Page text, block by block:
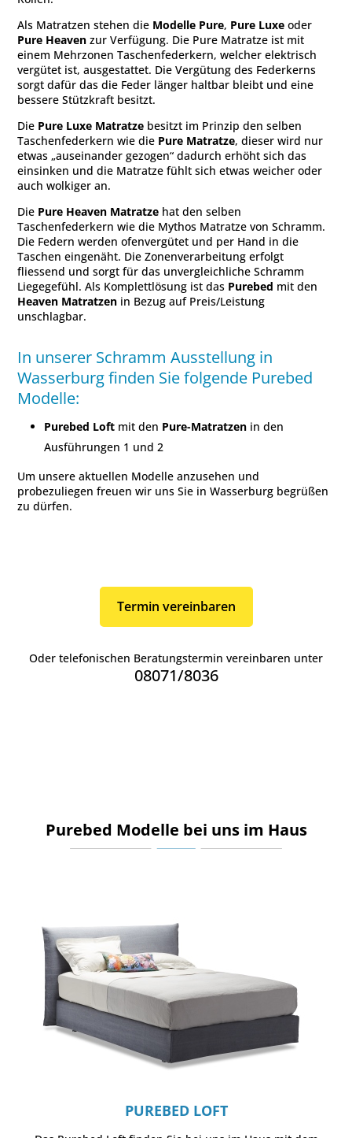
Als Matratzen stehen die Modelle Pure, Pure Luxe oder
Pure Heaven zur Verfügung. Die Pure Matratze ist mit
einem Mehrzonen Taschenfederkern, welcher elektrisch
vergütet ist, ausgestattet. Die Vergütung des Federkerns
sorgt dafür das die Feder länger haltbar bleibt und eine
bessere Stützkraft besitzt.
Die Pure Luxe Matratze besitzt im Prinzip den selben
Taschenfederkern wie die Pure Matratze, dieser wird nur
etwas „auseinander gezogen“ dadurch erhöht sich das
einsinken und die Matratze fühlt sich etwas weicher oder
auch wolkiger an.
Die Pure Heaven Matratze hat den selben
Taschenfederkern wie die Mythos Matratze von Schramm.
Die Federn werden ofenvergütet und per Hand in die
Taschen eingenäht. Die Zonenverarbeitung erfolgt
fliessend und sorgt für das unvergleichliche Schramm
Liegegefühl. Als Komplettlösung ist das Purebed mit den
Heaven Matratzen in Bezug auf Preis/Leistung
unschlagbar.
In unserer Schramm Ausstellung in
Wasserburg finden Sie folgende Purebed
Modelle:
Purebed Loft mit den Pure-Matratzen in den
Ausführungen 1 und 2
Um unsere aktuellen Modelle anzusehen und
probezuliegen freuen wir uns Sie in Wasserburg begrüßen
zu dürfen.
Termin vereinbaren
Oder telefonischen Beratungstermin vereinbaren unter
08071/8036
Purebed Modelle bei uns im Haus
PUREBED LOFT